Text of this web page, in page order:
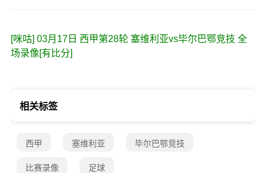
[咪咕] 03月17日 西甲第28轮 塞维利亚vs毕尔巴鄂竞技 全
场录像[有比分]
相关标签
西甲 塞维利亚 毕尔巴鄂竞技
比赛录像 足球